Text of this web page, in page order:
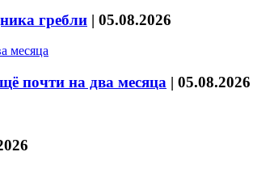
гребли | 05.08.2026
почти на два месяца | 05.08.2026